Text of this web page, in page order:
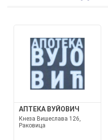
АПТЕКА ВУЙОВИЧ
Кнеза Вишеслава 126,
Раковица